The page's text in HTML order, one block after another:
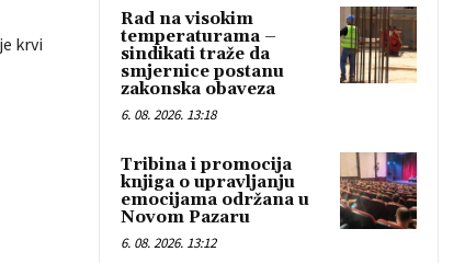
krvi
Rad na visokim
temperaturama –
sindikati traže da
smjernice postanu
zakonska obaveza
6. 08. 2026. 13:18
Tribina i promocija
knjiga o upravljanju
emocijama održana u
Novom Pazaru
6. 08. 2026. 13:12